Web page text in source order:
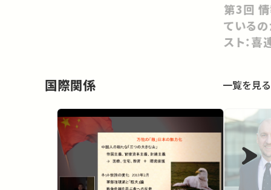
第3回 情報技術にいま何が起き
ている
スト：喜
国際関係 一覧を見る